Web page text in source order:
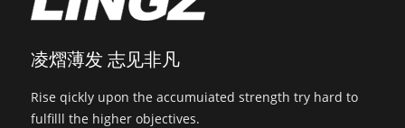
凌熠薄发 志见非凡
Rise qickly upon the accumuiated strength try hard to
fulfilll the higher objectives.